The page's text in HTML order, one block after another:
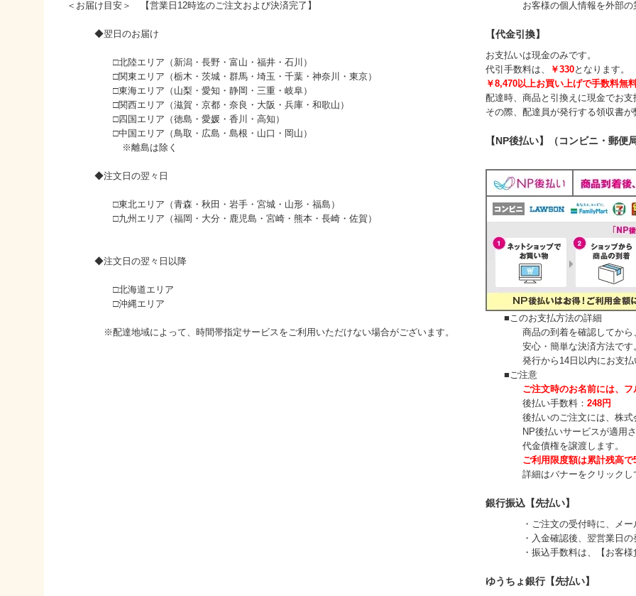
＜お届け目安＞ 【営業日12時迄のご注文および決済完了】
◆翌日のお届け
□北陸エリア（新潟・長野・富山・福井・石川）
□関東エリア（栃木・茨城・群馬・埼玉・千葉・神奈川・東京）
□東海エリア（山梨・愛知・静岡・三重・岐阜）
□関西エリア（滋賀・京都・奈良・大阪・兵庫・和歌山）
□四国エリア（徳島・愛媛・香川・高知）
□中国エリア（鳥取・広島・島根・山口・岡山）
※離島は除く
◆注文日の翌々日
□東北エリア（青森・秋田・岩手・宮城・山形・福島）
□九州エリア（福岡・大分・鹿児島・宮崎・熊本・長崎・佐賀）
◆注文日の翌々日以降
□北海道エリア
□沖縄エリア
※配達地域によって、時間帯指定サービスをご利用いただけない場合がございます。
お客様の個人情報を外部の第
【代金引換】
お支払いは現金のみです。
代引手数料は、
￥330となります。
￥8,470以上お買い上げで手数料無
配達時、商品と引換えに現金でお支
その際、配達員が発行する領収書
【NP後払い】（コンビニ・郵便
■このお支払方法の詳細
商品の到着を確認してから、
安心・簡単な決済方法です。
発行から14日以内にお支払い
■ご注意
ご注文時のお名前には、
後払い手数料： 248円
後払いのご注文には、 株式
NP後払いサービスが適用され
代金債権を譲渡します。
ご利用限度額は累計残高
詳細はバナーをクリックし
銀行振込【先払い】
・ご注文の受付時に、メール
・入金確認後、翌営業日の発
・振込手数料は、【お客様負
ゆうちょ銀行【先払い】